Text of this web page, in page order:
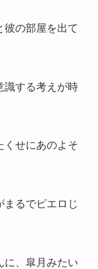
彼の部屋を出て
識する考えが時
せにあのよそ
まるでピエロじ
に、皐月みたい